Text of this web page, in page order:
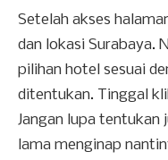
Setelah akses
dan lokasi Surabaya.
pilihan hotel sesuai
ditentukan. Tinggal
Jangan lupa tentukan
lama menginap